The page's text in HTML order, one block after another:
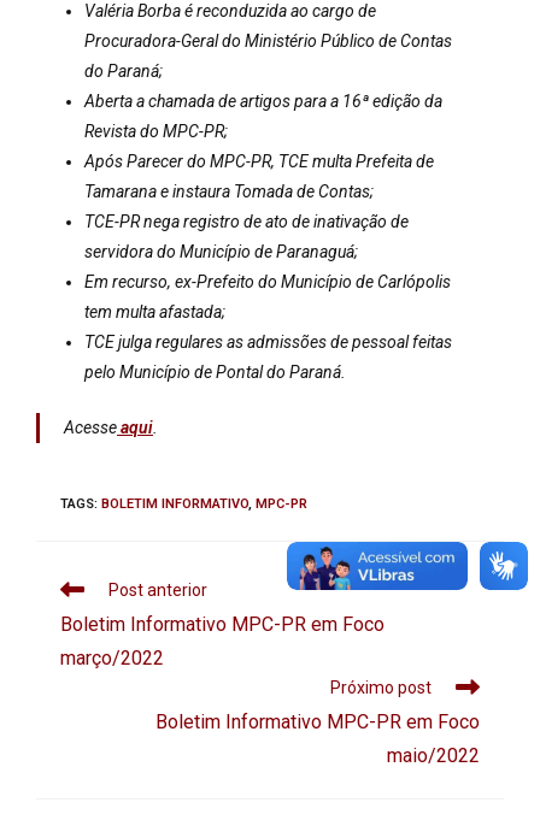
Valéria Borba é reconduzida ao cargo de
Procuradora-Geral do Ministério Público de Contas
do Paraná;
Aberta a chamada de artigos para a 16ª edição da
Revista do MPC-PR;
Após Parecer do MPC-PR, TCE multa Prefeita de
Tamarana e instaura Tomada de Contas;
TCE-PR nega registro de ato de inativação de
servidora do Município de Paranaguá;
Em recurso, ex-Prefeito do Município de Carlópolis
tem multa afastada;
TCE julga regulares as admissões de pessoal feitas
pelo Município de Pontal do Paraná.
Acesseaqui
TAGS: BOLETIM INFORMATIVO, MPC-PR
Post anterior
Boletim Informativo MPC-PR em Foco
março/2022
Próximo post
Boletim Informativo MPC-PR em Foco
maio/2022